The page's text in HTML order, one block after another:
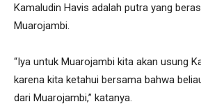
Kamaludin Havis adalah putra yang
Muarojambi.
“Iya untuk Muarojambi kita akan usung
karena kita ketahui bersama bahwa
dari Muarojambi,” katanya.